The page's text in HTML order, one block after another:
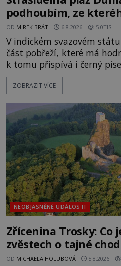
podhoubím, ze
OD MIREK BRÁT 6.8.2026 5.0TIS
V indickém svazovém
část pobřeží, které má
k tomu přispívá i černý
pláž takové netypické zbarvení?
pravdivé historky, že zde
následovat. Vstupujeme
Surat. Gu
ZOBRAZIT VÍCE
NEOBJASNĚNÉ UDÁLOSTI
Zřícenina Trosky: Co
zvěstech o tajné
OD MICHAELA HOLUBOVÁ 5.8.2026